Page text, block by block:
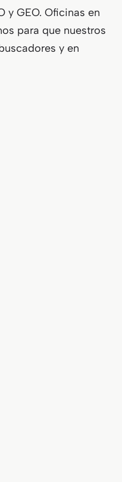
y GEO. Oficinas en
para que nuestros
y en